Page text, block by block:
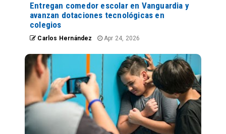
Entregan comedor escolar en Vanguardia y
avanzan dotaciones tecnológicas en
colegios
Carlos Hernández Apr 24, 2026